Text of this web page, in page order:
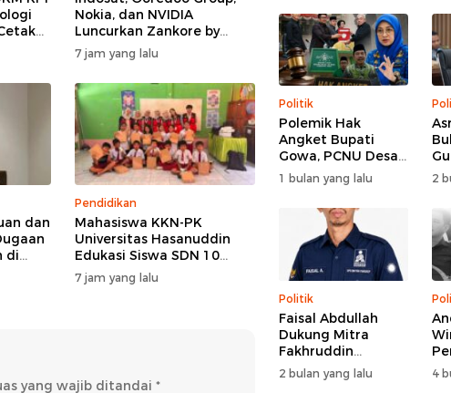
Nokia, dan NVIDIA
Luncurkan Zankore by
Indosat, Siap Layani
Kawasan Asia-Pasifik
dengan Platform
Infrastruktur AI
Terintegerasi
7 jam yang lalu
dan
di
Pendidikan
Mahasiswa KKN-PK
Universitas Hasanuddin
Edukasi Siswa SDN 10
Otting tentang
Pencegahan
7 jam yang lalu
yang wajib ditandai *
Politik
Polemik Hak
Angket Bupati
Gowa, PCNU Desak
DPRD Buka Fakta
Transparan
1 bulan yang lalu 2
Politik
Faisal Abdullah
Dukung Mitra
Fakhruddin
Nahkodai BM PAN
Periode 2026-2031
2 bulan yang lalu 4